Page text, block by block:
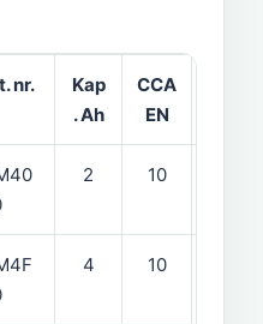
nr.
Kap
. Ah
CCA
EN
2 10
4 10